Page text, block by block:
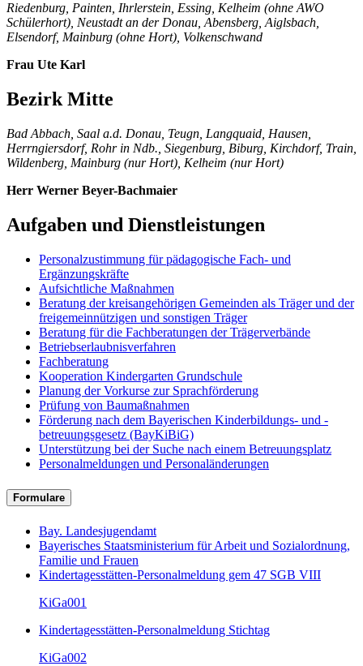
Riedenburg, Painten, Ihrlerstein, Essing, Kelheim (ohne AWO
Schülerhort), Neustadt an der Donau, Abensberg, Aiglsbach,
Elsendorf, Mainburg (ohne Hort), Volkenschwand
Frau Ute Karl
Bezirk Mitte
Bad Abbach, Saal a.d. Donau, Teugn, Langquaid, Hausen,
Herrngiersdorf, Rohr in Ndb., Siegenburg, Biburg, Kirchdorf, Train,
Wildenberg, Mainburg (nur Hort), Kelheim (nur Hort)
Herr Werner Beyer-Bachmaier
Aufgaben und Dienstleistungen
Personalzustimmung für pädagogische Fach- und
Ergänzungskräfte
Aufsichtliche Maßnahmen
Beratung der kreisangehörigen Gemeinden als Träger und der
freigemeinnützigen und sonstigen Träger
Beratung für die Fachberatungen der Trägerverbände
Betriebserlaubnisverfahren
Fachberatung
Kooperation Kindergarten Grundschule
Planung der Vorkurse zur Sprachförderung
Prüfung von Baumaßnahmen
Förderung nach dem Bayerischen Kinderbildungs- und -
betreuungsgesetz (BayKiBiG)
Unterstützung bei der Suche nach einem Betreuungsplatz
Personalmeldungen und Personaländerungen
Formulare
Bay. Landesjugendamt
Bayerisches Staatsministerium für Arbeit und Sozialordnung,
Familie und Frauen
Kindertagesstätten-Personalmeldung gem 47 SGB VIII
KiGa001
Kindertagesstätten-Personalmeldung Stichtag
KiGa002